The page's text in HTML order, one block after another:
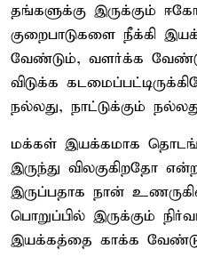
தங்களுக்கு இருக்கும்
குறைபாடுகளை நீக்கி
வேண்டும், வளர்க்க
விடுக்க
நல்லது, நாட்டுக்கும்
மக்கள் இயக்கமாக
இருந்து விலகுகிறதோ
இருப்பதாக நான்
பொறுப்பில் இருக்கும்
இயக்கத்தை காக்க